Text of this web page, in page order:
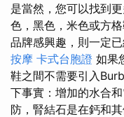
是當然，您可以找到
色，黑色，米色或方格
品牌感興趣，則一定
按摩 卡式台胞證 如果
鞋之間不需要引入
下事實：增加的水合
防，腎結石是在鈣和